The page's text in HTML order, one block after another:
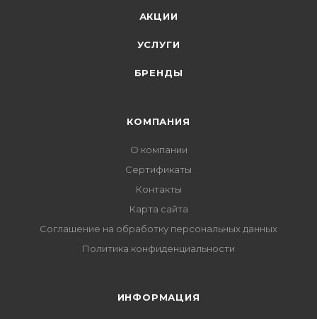
АКЦИИ
УСЛУГИ
БРЕНДЫ
КОМПАНИЯ
О компании
Сертификаты
Контакты
Карта сайта
Соглашение на обработку персональных данных
Политика конфиденциальности
ИНФОРМАЦИЯ